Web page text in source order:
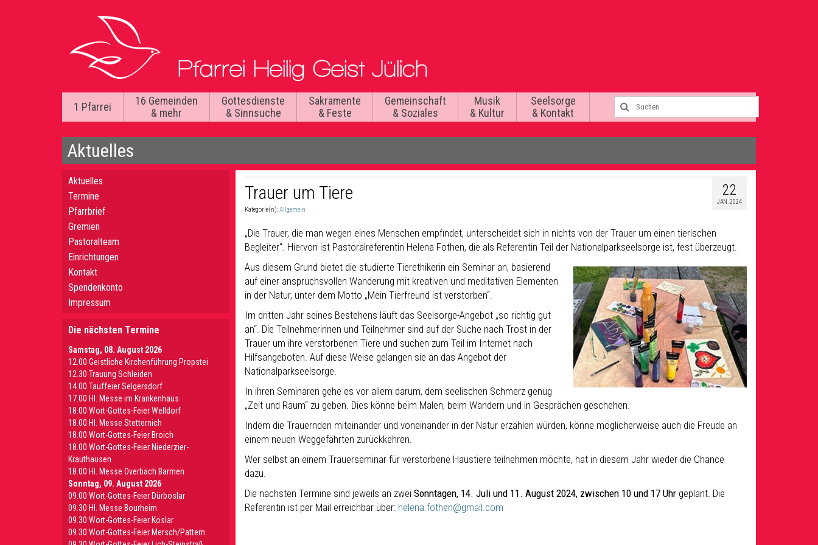
1 Pfarrei
16 Gemeinden
& mehr
Gottesdienste
& Sinnsuche
Sakramente
& Feste
Gemeinschaft
& Soziales
Musik
& Kultur
Seelsorge
& Kontakt
Aktuelles
22
JAN. 2024
Trauer um Tiere
Kategorie(n):Allgemein
„Die Trauer, die man wegen eines Menschen empfindet, unterscheidet sich in nichts von der Trauer um einen tierischen
Begleiter“. Hiervon ist Pastoralreferentin Helena Fothen, die als Referentin Teil der Nationalparkseelsorge ist, fest überzeugt.
Aus diesem Grund bietet die studierte Tierethikerin ein Seminar an, basierend
auf einer anspruchsvollen Wanderung mit kreativen und meditativen Elementen
in der Natur, unter dem Motto „Mein Tierfreund ist verstorben“.
Im dritten Jahr seines Bestehens läuft das Seelsorge-Angebot „so richtig gut
an“. Die Teilnehmerinnen und Teilnehmer sind auf der Suche nach Trost in der
Trauer um ihre verstorbenen Tiere und suchen zum Teil im Internet nach
Hilfsangeboten. Auf diese Weise gelangen sie an das Angebot der
Nationalparkseelsorge.
In ihren Seminaren gehe es vor allem darum, dem seelischen Schmerz genug
„Zeit und Raum“ zu geben. Dies könne beim Malen, beim Wandern und in Gesprächen geschehen.
Indem die Trauernden miteinander und voneinander in der Natur erzählen würden, könne möglicherweise auch die Freude an
einem neuen Weggefährten zurückkehren.
Wer selbst an einem Trauerseminar für verstorbene Haustiere teilnehmen möchte, hat in diesem Jahr wieder die Chance
dazu.
Die nächsten Termine sind jeweils an zwei Sonntagen, 14. Juli und 11. August 2024, zwischen 10 und 17 Uhr geplant. Die
Referentin ist per Mail erreichbar über: helena.fothen@gmail.com
Aktuelles
Termine
Pfarrbrief
Gremien
Pastoralteam
Einrichtungen
Kontakt
Spendenkonto
Impressum
Die nächsten Termine
Samstag, 08. August 2026
12.00 Geistliche Kirchenführung Propstei
12.30 Trauung Schleiden
14.00 Tauffeier Selgersdorf
17.00 Hl. Messe im Krankenhaus
18.00 Wort-Gottes-Feier Welldorf
18.00 Hl. Messe Stetternich
18.00 Wort-Gottes-Feier Broich
18.00 Wort-Gottes-Feier Niederzier-
Krauthausen
18.00 Hl. Messe Overbach Barmen
Sonntag, 09. August 2026
09.00 Wort-Gottes-Feier Dürboslar
09.30 HI. Messe Bourheim
09.30 Wort-Gottes-Feier Koslar
09.30 Wort-Gottes-Feier Mersch/Pattern